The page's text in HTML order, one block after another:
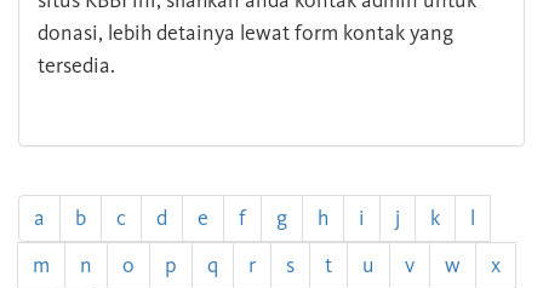
donasi, lebih detainya lewat form kontak yang
tersedia.
a b c d e f g h i j k
l
m
n o p q r s t u v w
x